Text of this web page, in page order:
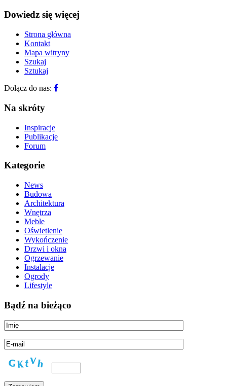
Dowiedz się więcej
Strona główna
Kontakt
Mapa witryny
Szukaj
Sztukaj
Dołącz do nas:
Na skróty
Inspiracje
Publikacje
Forum
Kategorie
News
Budowa
Architektura
Wnętrza
Meble
Oświetlenie
Wykończenie
Drzwi i okna
Ogrzewanie
Instalacje
Ogrody
Lifestyle
Bądź na bieżąco